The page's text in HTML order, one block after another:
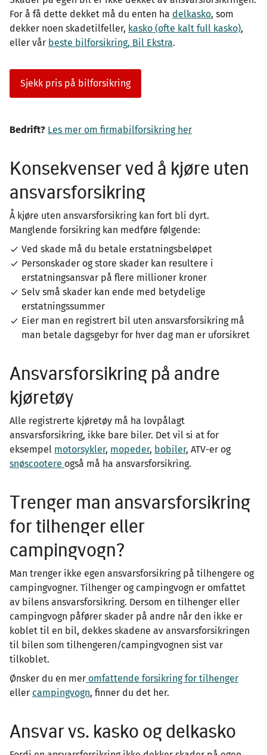
For å få dette dekket må du enten ha delkasko, som
dekker noen skadetilfeller, kasko (ofte kalt full kasko),
eller vår beste bilforsikring, Bil Ekstra.
Sjekk pris på bilforsikring
Bedrift? Les mer om firmabilforsikring her
Konsekvenser ved å kjøre uten
ansvarsforsikring
Å kjøre uten ansvarsforsikring kan fort bli dyrt.
Manglende forsikring kan medføre følgende:
Ved skade må du betale erstatningsbeløpet
Personskader og store skader kan resultere i
erstatningsansvar på flere millioner kroner
Selv små skader kan ende med betydelige
erstatningssummer
Eier man en registrert bil uten ansvarsforsikring må
man betale dagsgebyr for hver dag man er uforsikret
Ansvarsforsikring på andre
kjøretøy
Alle registrerte kjøretøy må ha lovpålagt
ansvarsforsikring, ikke bare biler. Det vil si at for
eksempel motorsykler, mopeder, bobiler, ATV-er og
snøscootere også må ha ansvarsforsikring.
Trenger man ansvarsforsikring
for tilhenger eller
campingvogn?
Man trenger ikke egen ansvarsforsikring på tilhengere og
campingvogner. Tilhenger og campingvogn er omfattet
av bilens ansvarsforsikring. Dersom en tilhenger eller
campingvogn påfører skader på andre når den ikke er
koblet til en bil, dekkes skadene av ansvarsforsikringen
til bilen som tilhengeren/campingvognen sist var
tilkoblet.
Ønsker du en mer omfattende forsikring for tilhenger
eller campingvogn, finner du det her.
Ansvar vs. kasko og delkasko